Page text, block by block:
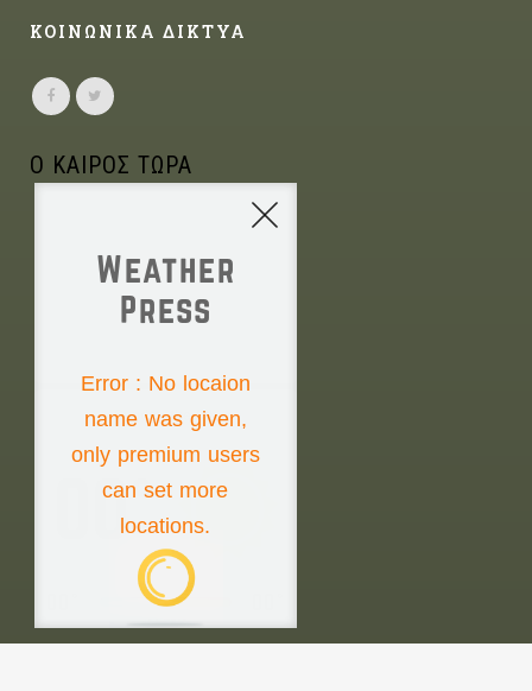
ΚΟΙΝΩΝΙΚΑ ΔΙΚΤΥΑ
Ο ΚΑΙΡΟΣ ΤΩΡΑ
Weather
Press
Error : No locaion
name was given,
only premium users
can set more
locations.
Sunday the 9th
00°
weather press ©